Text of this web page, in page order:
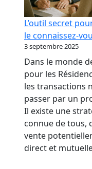
L’outil secret
le connaissez-
3 septembre 2025
Dans le monde
pour les
les transactions
passer par un
Il existe une
connue de tous,
vente
direct et